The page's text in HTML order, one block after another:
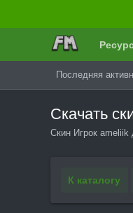
Последняя
Скачать
Скин Игрок ameliik
К каталогу